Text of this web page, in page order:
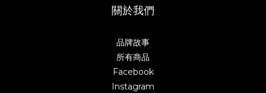
關於我們
品牌故事
所有商品
Facebook
Instagram